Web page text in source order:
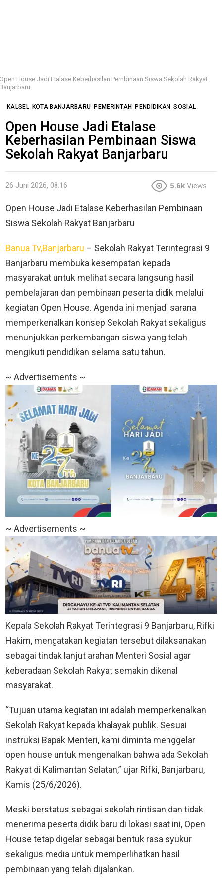
Open House Jadi Etalase Keberhasilan Pembinaan Siswa Sekolah Rakyat
Banjarbaru
KALSEL KOTA BANJARBARU PEMERINTAH PENDIDIKAN SOSIAL
Open House Jadi Etalase
Keberhasilan Pembinaan Siswa
Sekolah Rakyat Banjarbaru
26 Juni 2026, 08:16 5.6k Views
Open House Jadi Etalase Keberhasilan Pembinaan
Siswa Sekolah Rakyat Banjarbaru
Banua Tv,Banjarbaru – Sekolah Rakyat Terintegrasi 9
Banjarbaru membuka kesempatan kepada
masyarakat untuk melihat secara langsung hasil
pembelajaran dan pembinaan peserta didik melalui
kegiatan Open House. Agenda ini menjadi sarana
memperkenalkan konsep Sekolah Rakyat sekaligus
menunjukkan perkembangan siswa yang telah
mengikuti pendidikan selama satu tahun.
~ Advertisements ~
~ Advertisements ~
Kepala Sekolah Rakyat Terintegrasi 9 Banjarbaru, Rifki
Hakim, mengatakan kegiatan tersebut dilaksanakan
sebagai tindak lanjut arahan Menteri Sosial agar
keberadaan Sekolah Rakyat semakin dikenal
masyarakat.
“Tujuan utama kegiatan ini adalah memperkenalkan
Sekolah Rakyat kepada khalayak publik. Sesuai
instruksi Bapak Menteri, kami diminta menggelar
open house untuk mengenalkan bahwa ada Sekolah
Rakyat di Kalimantan Selatan,” ujar Rifki, Banjarbaru,
Kamis (25/6/2026).
Meski berstatus sebagai sekolah rintisan dan tidak
menerima peserta didik baru di lokasi saat ini, Open
House tetap digelar sebagai bentuk rasa syukur
sekaligus media untuk memperlihatkan hasil
pembinaan yang telah dijalankan.